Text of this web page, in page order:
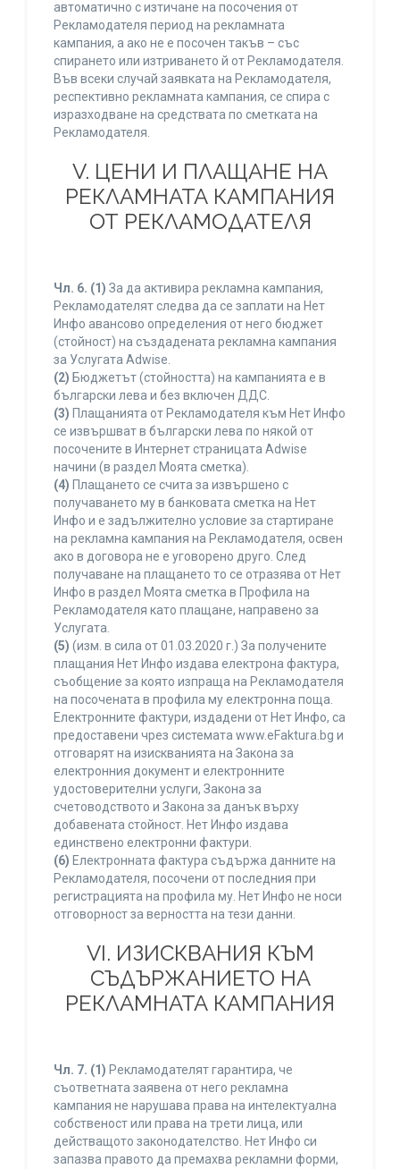
автоматично с изтичане на посочения от
Рекламодателя период на рекламната
кампания, а ако не е посочен такъв – със
спирането или изтриването й от Рекламодателя.
Във всеки случай заявката на Рекламодателя,
респективно рекламната кампания, се спира с
изразходване на средствата по сметката на
Рекламодателя.
V. ЦЕНИ И ПЛАЩАНЕ НА
РЕКЛАМНАТА КАМПАНИЯ
ОТ РЕКЛАМОДАТЕЛЯ
Чл. 6. (1) За да активира рекламна кампания,
Рекламодателят следва да се заплати на Нет
Инфо авансово определения от него бюджет
(стойност) на създадената рекламна кампания
за Услугата Adwise.
(2) Бюджетът (стойността) на кампанията е в
български лева и без включен ДДС.
(3) Плащанията от Рекламодателя към Нет Инфо
се извършват в български лева по някой от
посочените в Интернет страницата Adwise
начини (в раздел Моята сметка).
(4) Плащането се счита за извършено с
получаването му в банковата сметка на Нет
Инфо и е задължително условие за стартиране
на рекламна кампания на Рекламодателя, освен
ако в договора не е уговорено друго. След
получаване на плащането то се отразява от Нет
Инфо в раздел Моята сметка в Профила на
Рекламодателя като плащане, направено за
Услугата.
(5) (изм. в сила от 01.03.2020 г.) За получените
плащания Нет Инфо издава електрона фактура,
съобщение за която изпраща на Рекламодателя
на посочената в профила му електронна поща.
Електронните фактури, издадени от Нет Инфо, са
предоставени чрез системата www.eFaktura.bg и
отговарят на изискванията на Закона за
електронния документ и електронните
удостоверителни услуги, Закона за
счетоводството и Закона за данък върху
добавената стойност. Нет Инфо издава
единствено електронни фактури.
(6) Електронната фактура съдържа данните на
Рекламодателя, посочени от последния при
регистрацията на профила му. Нет Инфо не носи
отговорност за верността на тези данни.
VI. ИЗИСКВАНИЯ КЪМ
СЪДЪРЖАНИЕТО НА
РЕКЛАМНАТА КАМПАНИЯ
Чл. 7. (1) Рекламодателят гарантира, че
съответната заявена от него рекламна
кампания не нарушава права на интелектуална
собственост или права на трети лица, или
действащото законодателство. Нет Инфо си
запазва правото да премахва рекламни форми,